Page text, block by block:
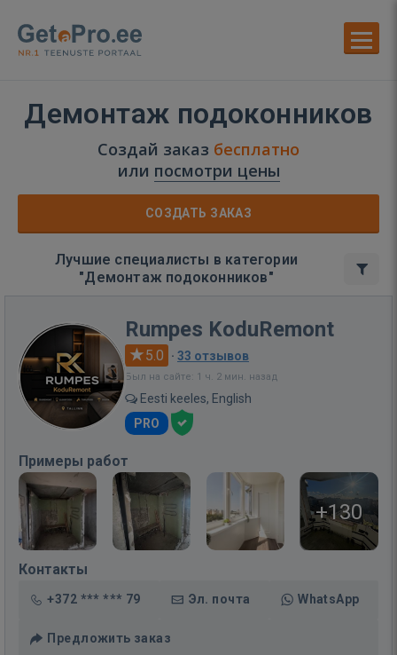
Демонтаж подоконников
Создай заказ бесплатно
или посмотри цены
СОЗДАТЬ ЗАКАЗ
Лучшие специалисты в категории
"Демонтаж подоконников"
Rumpes KoduRemont
5.0 · 33 отзывов
Был на сайте: 1 ч. 2 мин. назад
Eesti keeles, English
PRO
Примеры работ
+130
Контакты
+372 *** *** 79 Эл. почта WhatsApp
Предложить заказ